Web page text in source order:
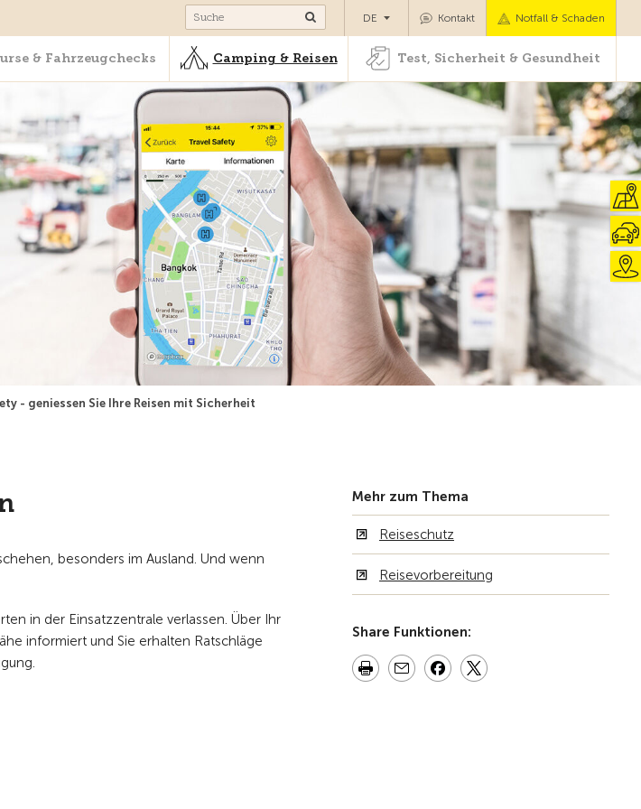
Kurse & Fahrzeugchecks Camping & Reisen Test, Sicherheit & Gesundheit
Kontakt Notfall & Schaden
DE
& Fahrzeugchecks Camping & Reisen Test, Sicherheit & Gesundheit
- geniessen Sie Ihre Reisen mit Sicherheit
besonders im Ausland. Und wenn
in der Einsatzzentrale verlassen. Über Ihr
informiert und Sie erhalten Ratschläge
Mehr zum Thema
Reiseschutz
Reisevorbereitung
Share Funktionen: